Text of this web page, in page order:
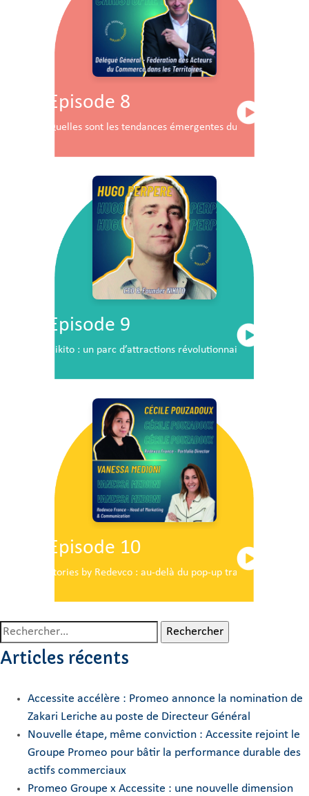
Episode 8
Quelles sont les tendances émergentes du commerce en
Episode 9
Nikito : un parc d’attractions révolutionnaire en plein
Episode 10
Stories by Redevco : au-delà du pop-up traditionnel
Rechercher :
Articles récents
Accessite accélère : Promeo annonce la nomination de
Zakari Leriche au poste de Directeur Général
Nouvelle étape, même conviction : Accessite rejoint le
Groupe Promeo pour bâtir la performance durable des
actifs commerciaux
Promeo Groupe x Accessite : une nouvelle dimension